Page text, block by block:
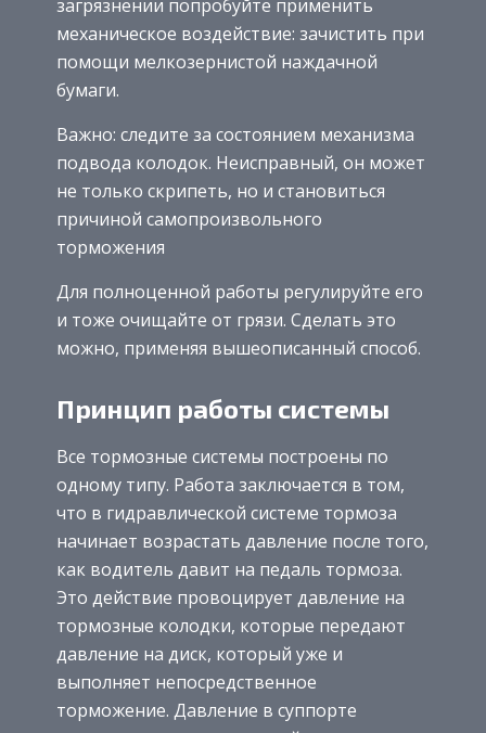
загрязнении попробуйте применить
механическое воздействие: зачистить при
помощи мелкозернистой наждачной
бумаги.
Важно: следите за состоянием механизма
подвода колодок. Неисправный, он может
не только скрипеть, но и становиться
причиной самопроизвольного
торможения
Для полноценной работы регулируйте его
и тоже очищайте от грязи. Сделать это
можно, применяя вышеописанный способ.
Принцип работы системы
Все тормозные системы построены по
одному типу. Работа заключается в том,
что в гидравлической системе тормоза
начинает возрастать давление после того,
как водитель давит на педаль тормоза.
Это действие провоцирует давление на
тормозные колодки, которые передают
давление на диск, который уже и
выполняет непосредственное
торможение. Давление в суппорте